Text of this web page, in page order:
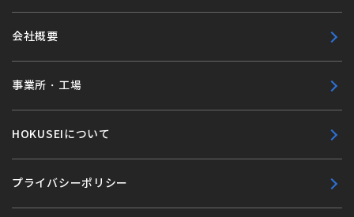
会社概要
事業所・工場
HOKUSEIについて
プライバシーポリシー